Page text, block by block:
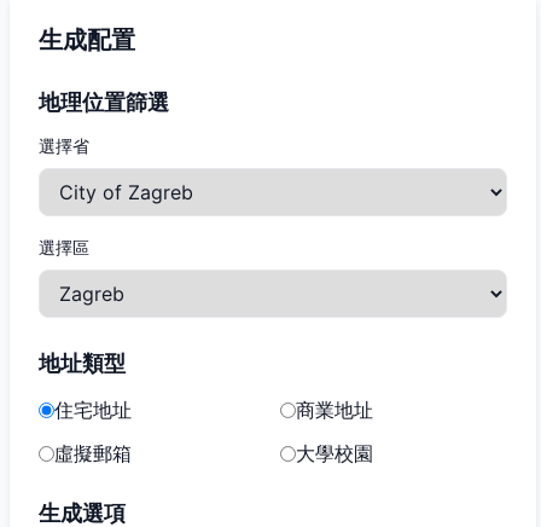
生成配置
地理位置篩選
選擇省
選擇區
地址類型
住宅地址
商業地址
虛擬郵箱
大學校園
生成選項